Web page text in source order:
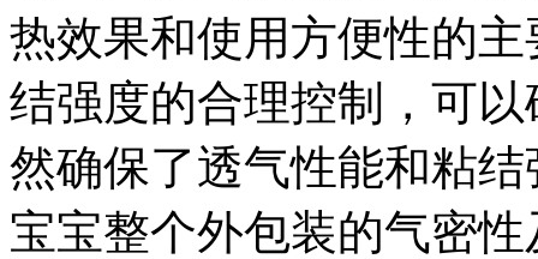
热效果和使用方便性的
结强度的合理控制，可
然确保了透气性能和粘
宝宝整个外包装的气密